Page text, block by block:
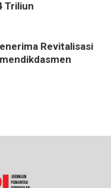
Triliun
Revitalisasi